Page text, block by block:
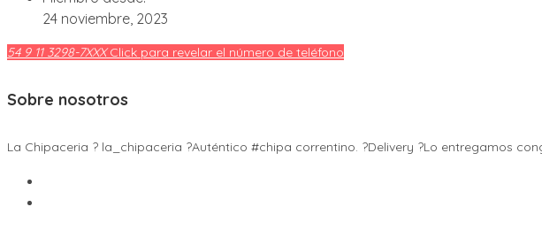
24 noviembre, 2023
54 9 11 3298-7XXX Click para revelar el número de teléfono
Sobre nosotros
La Chipaceria ? la_chipaceria ?Auténtico #chipa correntino. ?Delivery ?Lo entregamos